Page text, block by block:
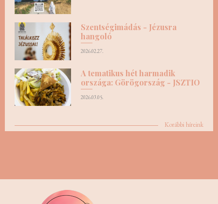
Szentségimádás - Jézusra
hangoló
2026.02.27.
A tematikus hét harmadik
országa: Görögország - JSZTIO
2026.03.05.
Korábbi híreink